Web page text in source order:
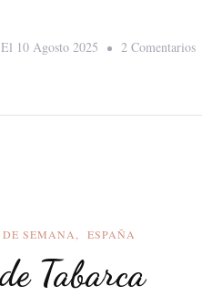
10 Agosto 2025 2 ComentariosEn
SEMANA ESPAÑA
Tabarca